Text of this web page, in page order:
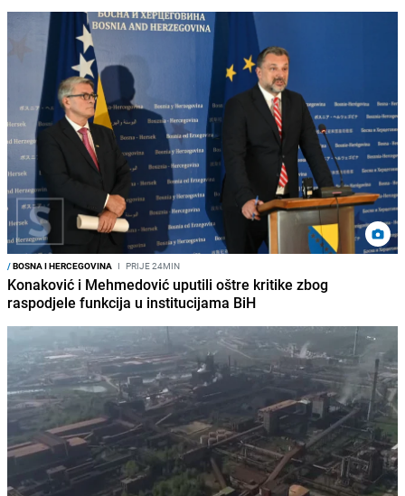
/BOSNA I HERCEGOVINA I PRIJE 24MIN
Konaković i Mehmedović uputili oštre kritike zbog
raspodjele funkcija u institucijama BiH